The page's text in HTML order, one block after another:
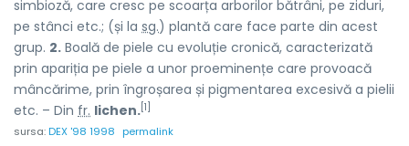
simbioză, care cresc pe scoarța arborilor bătrâni, pe ziduri,
pe stânci etc.; (și la sg.) plantă care face parte din acest
grup. 2. Boală de piele cu evoluție cronică, caracterizată
prin apariția pe piele a unor proeminențe care provoacă
mâncărime, prin îngroșarea și pigmentarea excesivă a pielii
etc. – Din fr. lichen. [1]
sursa:DEX '98 1998 permalink